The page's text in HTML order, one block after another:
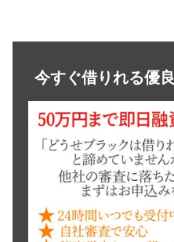
今すぐ借りれる優